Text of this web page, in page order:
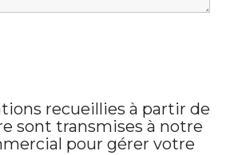
recueillies à partir de
sont transmises à notre
pour gérer votre